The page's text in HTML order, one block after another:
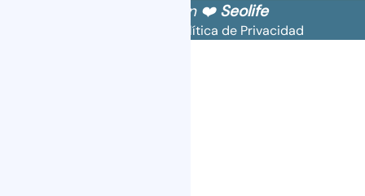
Diseñado con ❤️ Seolife
Política de Privacidad